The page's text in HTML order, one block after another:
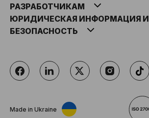
РАЗРАБОТЧИКАМ
ЮРИДИЧЕСКАЯ ИНФОРМАЦИЯ И
БЕЗОПАСНОСТЬ
Made in Ukraine